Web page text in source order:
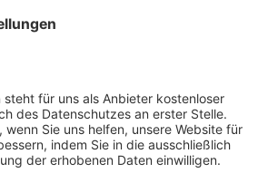
Ressourcen
Datenschutzvergleich
Wichtige Gesetze als Volltext